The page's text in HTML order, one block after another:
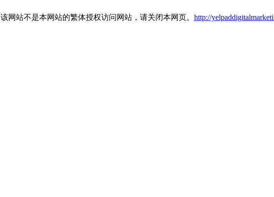
该网站不是本网站的繁体授权访问网站，请关闭本网页。 http://